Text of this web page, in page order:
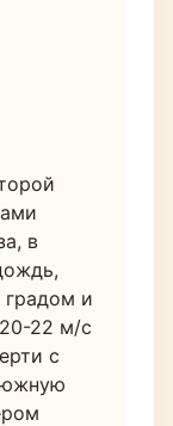
в
градом и
22 м/с
с
южную